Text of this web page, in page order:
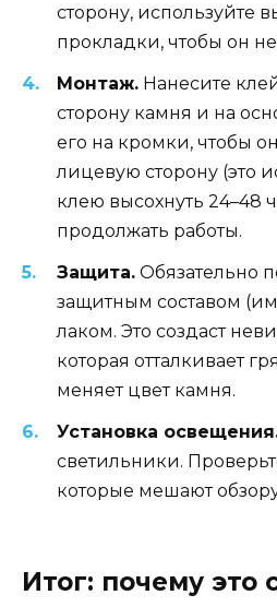
сторону, используйте
прокладки, чтобы он
Монтаж. Нанесите
сторону камня и на
его на кромки, чтобы
лицевую сторону (это
клею высохнуть 24–48
продолжать работы.
Защита. Обязательно
защитным составом
лаком. Это создаст
которая отталкивает
меняет цвет камня.
Установка
светильники.
которые мешают
Итог: почему это